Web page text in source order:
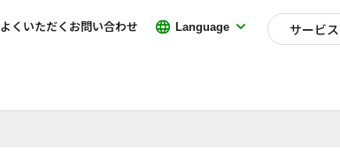
サービ
Language
よくいただくお問い合わせ